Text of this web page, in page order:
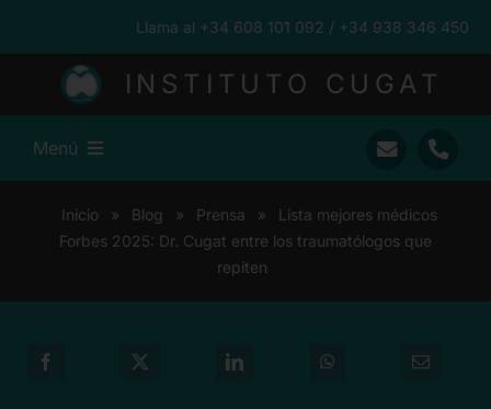
contenido
Llama al +34 608 101 092 / +34 938 346 450
INSTITUTO CUGAT
Menú
Ramón Cugat
Pacientes Internacionales
Inicio » Blog » Prensa »
Lista mejores médicos
Forbes 2025: Dr. Cugat entre los traumatólogos que
repiten